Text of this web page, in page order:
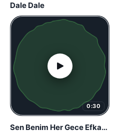
Dale Dale
0:30
Sen Benim Her Gece Efkarım